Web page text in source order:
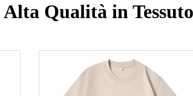
Alta Qualità in